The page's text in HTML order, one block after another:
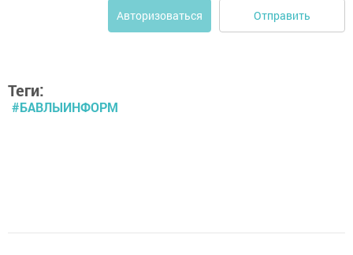
Авторизоваться Отправить
Теги:
#БАВЛЫИНФОРМ